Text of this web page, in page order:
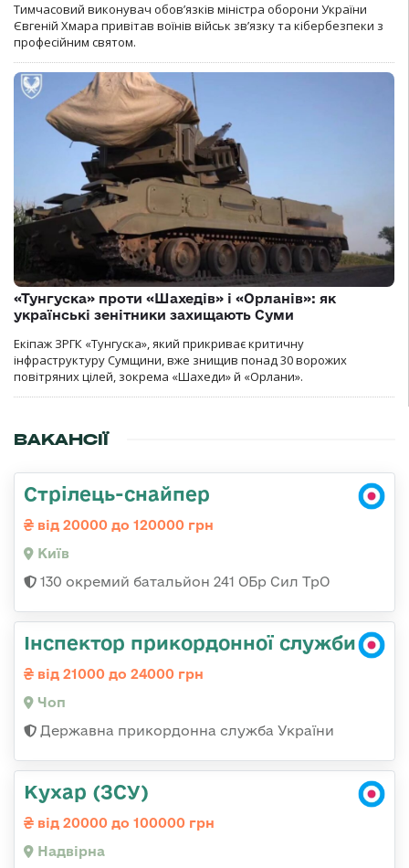
Тимчасовий виконувач обов’язків міністра оборони України
Євгеній Хмара привітав воїнів військ зв’язку та кібербезпеки з
професійним святом.
«Тунгуска» проти «Шахедів» і «Орланів»: як
українські зенітники захищають Суми
Екіпаж ЗРГК «Тунгуска», який прикриває критичну
інфраструктуру Сумщини, вже знищив понад 30 ворожих
повітряних цілей, зокрема «Шахеди» й «Орлани».
ВАКАНСІЇ
Стрілець-снайпер
від 20000 до 120000 грн
Київ
130 окремий батальйон 241 ОБр Сил ТрО
Інспектор прикордонної служби
від 21000 до 24000 грн
Чоп
Державна прикордонна служба України
Кухар (ЗСУ)
від 20000 до 100000 грн
Надвірна